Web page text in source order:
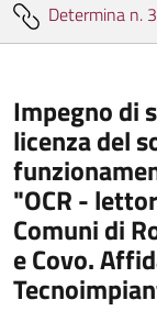
Determina n.
Impegno di
licenza del
"OCR -
Comuni di
e Covo.